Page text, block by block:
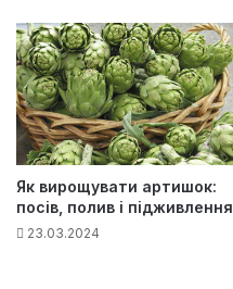
Як вирощувати артишок:
посів, полив і підживлення
23.03.2024